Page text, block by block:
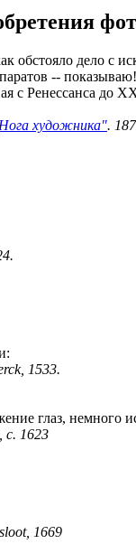
обстояло дело с
--
с Ренессанса до
Нога художника".
1533.
глаз, немного
c. 1623
1669